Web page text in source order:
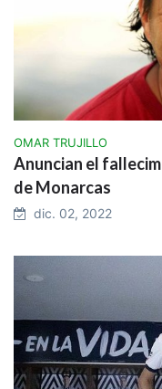
OMAR TRUJILLO
Anuncian el
de Monarcas
dic. 02, 2022